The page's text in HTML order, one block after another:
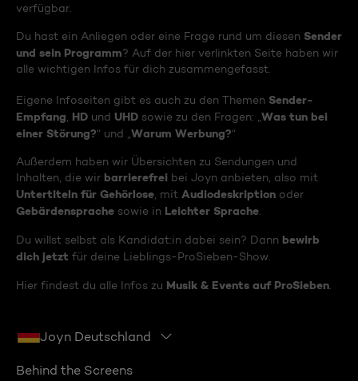
verfügbar.
Du hast ein Anliegen oder eine Frage rund um diesen Sender
und sein Programm? Auf der hier verlinkten Seite haben wir
alle wichtigen Infos für dich zusammengefasst.
Eigene Infoseiten gibt es auch zu den Themen Sender-
Empfang HD und UHD sowie zu den Fragen: „ Was tun bei
einer Störung?“ und „ Warum Werbung?“
Außerdem haben wir Übersichten zu Sendungen und
Inhalten, die wir barrierefrei bei Joyn anbieten, also mit
Untertiteln für Gehörlose , mit Audiodeskription oder
Gebärdensprache sowie in Leichter Sprache
Du willst selbst als Kandidat:in dabei sein? Dann bewirb
dich jetzt für deine Lieblings-ProSieben-Show.
Hier findest du alle Infos zu Musik & Events auf ProSieben
Joyn Deutschland
Behind the Screens